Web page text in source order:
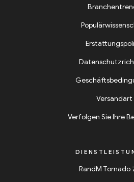
Versandart
Verfolgen Sie Ihre
RandM Tornado